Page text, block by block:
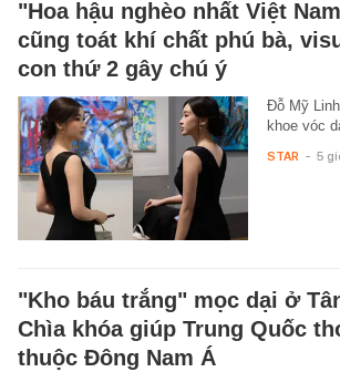
"Hoa hậu nghèo nhất Việt
cũng toát khí chất phú bà,
con thứ 2 gây chú ý
Đỗ Mỹ
khoe vóc
STAR - 5
"Kho báu trắng" mọc dại ở
Chìa khóa giúp Trung Quốc
thuộc Đông Nam Á